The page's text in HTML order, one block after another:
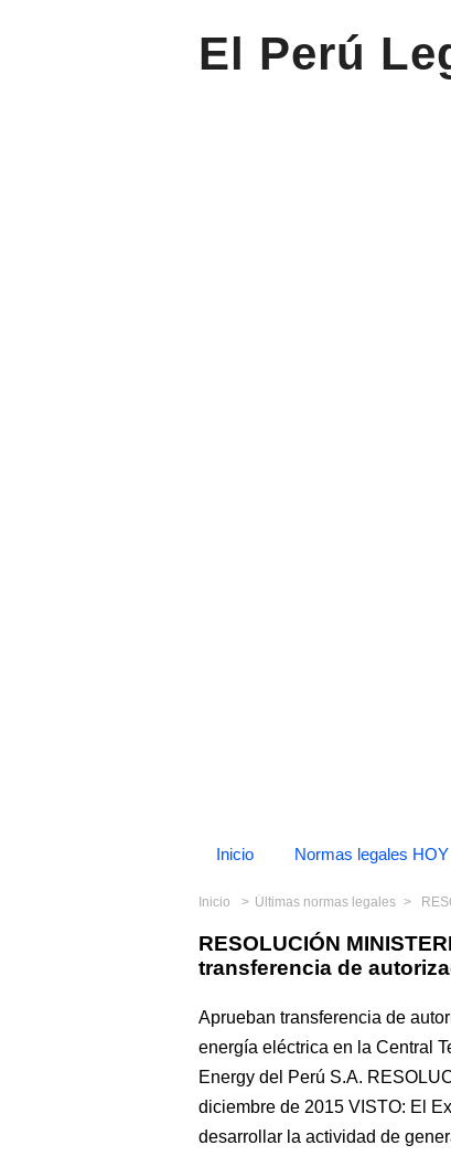
El Perú
Inicio Normas legales HOY
Inicio Últimas normas legales
RESOLUCIÓN
transferencia de
Aprueban transferencia de
energía eléctrica en la Central
Energy del Perú S.A.
diciembre de 2015 VISTO: El
desarrollar la actividad de